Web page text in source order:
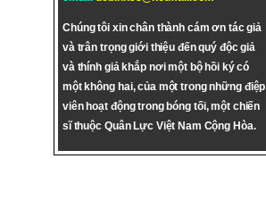
Chúng tôi xin chân thành cám ơn tác giả
và trân trọng giới thiệu đến quý độc giả
và thính giả khắp nơi một bộ hồi ký có
một không hai, của một trong những điệp
viên hoạt động trong bóng tối, một chiến
sĩ thuộc Quân Lực Việt Nam Cộng Hòa.